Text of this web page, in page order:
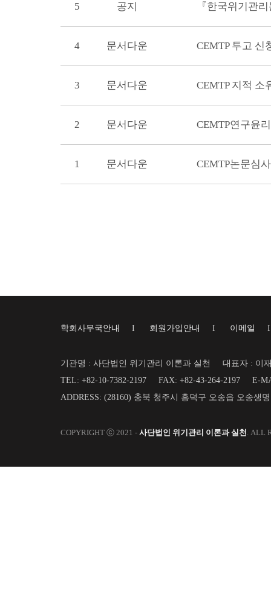
5 공지 『한국위기관
4 문서다운 CEMTP 투고 신
3 문서다운 CEMTP 지적 소
2 문서다운 CEMTP연구윤
1 문서다운 CEMTP논문심
학회사무국안내 I 회원가입안내 I 이메일
기관명 : 사단법인 위기관리 이론과 실천
대표자 : 이
TEL: +82-10-7382-2197
FAX: +82-43-264-2197
E-
ADDRESS: (28160) 충북 청주시 흥덕구 오송읍 오송생
COPYRIGHT ⓒ 2021 - 사단법인 위기관리 이론과 실천. ALL